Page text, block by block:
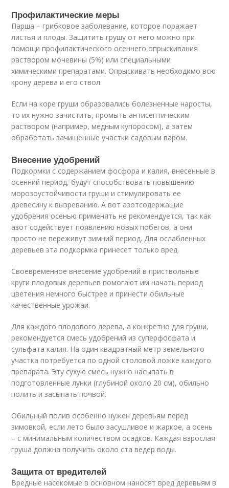
Профилактические меры
Парша – грибковое заболевание, которое поражает
листья и плоды. Защитить грушу от него можно при
помощи профилактического осеннего опрыскивания
раствором мочевины (5%) или специальными
химическими препаратами. Опрыскивать необходимо всю
крону дерева и его ствол.
Если на коре груши образовались болезненные наросты,
то их нужно зачистить, промыть антисептическим
раствором (например, медным купоросом), а затем
обработать зачищенные участки садовым варом.
Внесение удобрений
Подкормки с содержанием фосфора и калия, внесенные в
осенний период, будут способствовать повышению
морозоустойчивости груши и стимулировать ее
древесину к вызреванию. А вот азотсодержащие
удобрения осенью применять не рекомендуется, так как
азот содействует появлению новых побегов, а они
просто не переживут зимний период. Для ослабленных
деревьев эта подкормка принесет только вред.
Своевременное внесение удобрений в приствольные
круги плодовых деревьев помогают им начать период
цветения немного быстрее и принести обильные
качественные урожаи.
Для каждого плодового дерева, а конкретно для груши,
рекомендуется смесь удобрений из суперфосфата и
сульфата калия. На один квадратный метр земельного
участка потребуется по одной столовой ложке каждого
препарата. Эту сухую смесь нужно насыпать в
подготовленные лунки (глубиной около 20 см), обильно
полить и засыпать почвой.
Обильный полив особенно нужен деревьям перед
зимовкой, если лето было засушливое и жаркое, а осень
– с минимальным количеством осадков. Каждая взрослая
груша должна получить около ста ведер воды.
Защита от вредителей
Вредные насекомые в основном наносят вред деревьям в